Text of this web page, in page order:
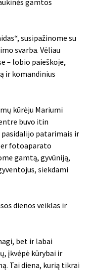
gamtos
susipažinome su
svarba. Vėliau
– lobio paieškoje,
ir komandinius
kūrėju Mariumi
buvo itin
pasidalijo patarimais ir
fotoaparato
gamtą, gyvūniją,
siekdami
dienos veiklas ir
bet ir labai
įkvėpė kūrybai ir
Tai diena, kurią tikrai